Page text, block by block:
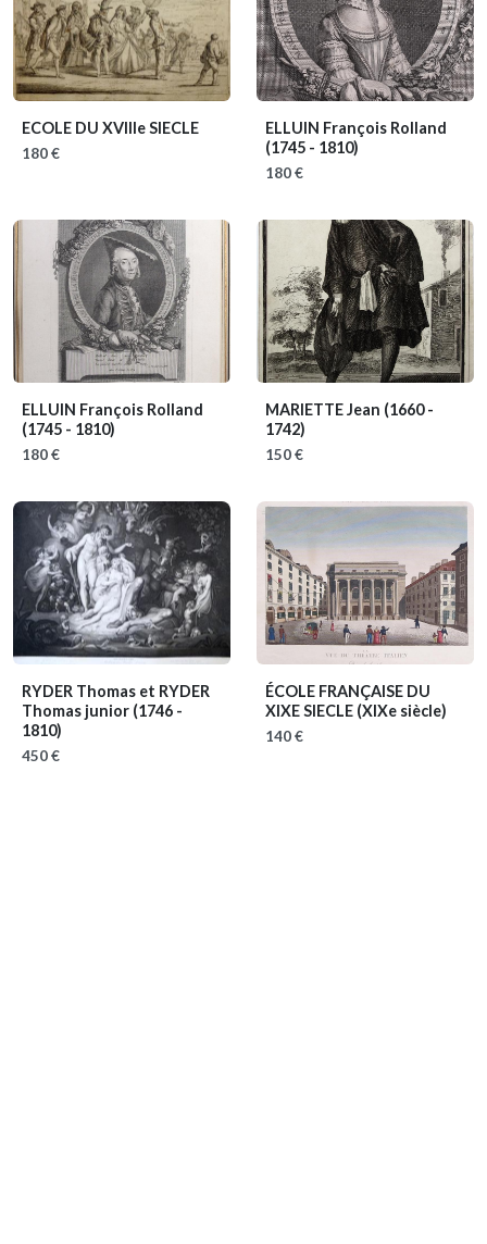
ECOLE DU XVIIIe SIECLE
180 €
ELLUIN François Rolland
(1745 - 1810)
180 €
ELLUIN François Rolland
(1745 - 1810)
180 €
MARIETTE Jean (1660 -
1742)
150 €
RYDER Thomas et RYDER
Thomas junior (1746 -
1810)
450 €
ÉCOLE FRANÇAISE DU
XIXE SIECLE (XIXe siècle)
140 €